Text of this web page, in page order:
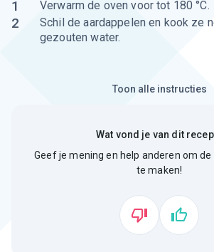
1 Verwarm de oven voor tot 180 °C.
2
Schil de aardappelen en kook ze
gezouten water.
Toon alle instructies
Wat vond je van dit
Geef je mening en help anderen om
te maken!